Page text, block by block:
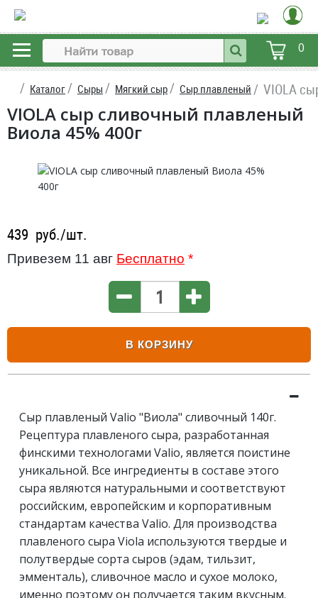
0
Каталог Сыры Мягкий сыр Сыр плавленый VIOLA
VIOLA сыр сливочный плавленый
Виола 45% 400г
439 руб./шт.
Привезем 11 авг Бесплатно *
В КОРЗИНУ
Сыр плавленый Valio "Виола" сливочный 140г.
Рецептура плавленого сыра, разработанная
финскими технологами Valio, является поистине
уникальной. Все ингредиенты в составе этого
сыра являются натуральными и соответствуют
российским, европейским и корпоративным
стандартам качества Valio. Для производства
плавленого сыра Viola используются твердые и
полутвердые сорта сыров (эдам, тильзит,
эмменталь), сливочное масло и сухое молоко,
именно поэтому он получается таким вкусным.